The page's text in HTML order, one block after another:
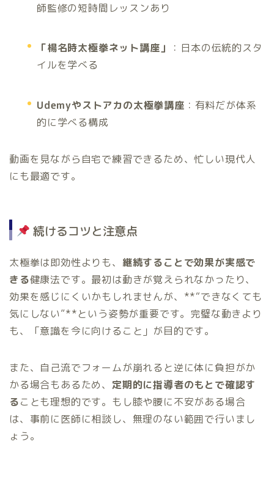
師監修の短時間レッスンあり
「楊名時太極拳ネット講座」
：日本の伝統的スタ
イルを学べる
Udemyやストアカの太極拳講座 ：有料だが体系
的に学べる構成
動画を見ながら自宅で練習できるため、忙しい現代人
にも最適です。
続けるコツと注意点
太極拳は即効性よりも、 継続することで効果が実感で
きる健康法です。最初は動きが覚えられなかったり、
効果を感じにくいかもしれませんが、**“できなくても
気にしない”**という姿勢が重要です。完璧な動きより
も、「意識を今に向けること」が目的です。
また、自己流でフォームが崩れると逆に体に負担がか
かる場合もあるため、 定期的に指導者のもとで確認す
ることも理想的です。もし膝や腰に不安がある場合
は、事前に医師に相談し、無理のない範囲で行いまし
ょう。